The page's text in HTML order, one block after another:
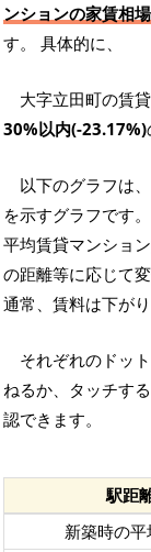
ンションの家賃相
す。 具体的に、
大字立田町の賃
30%以内(-23.17%)
以下のグラフは
を示すグラフです
平均賃貸マンショ
の距離等に応じて
通常、賃料は下がり
それぞれのドッ
ねるか、タッチす
認できます。
駅距
新築時の平